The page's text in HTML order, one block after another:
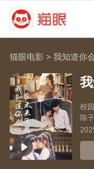
猫眼电影 >我知道你
校
陈